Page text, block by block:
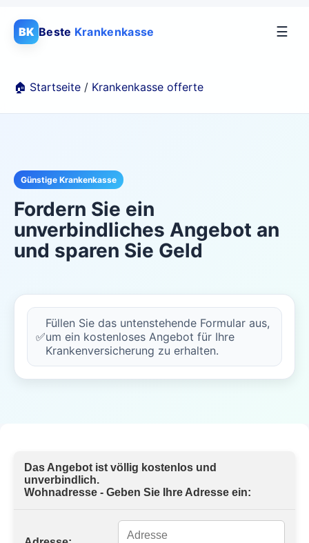
BK Beste Krankenkasse ☰
🏠 Startseite / Krankenkasse offerte
Günstige Krankenkasse
Fordern Sie ein
unverbindliches Angebot an
und sparen Sie Geld
✅
Füllen Sie das untenstehende Formular aus,
um ein kostenloses Angebot für Ihre
Krankenversicherung zu erhalten.
Das Angebot ist völlig kostenlos und
unverbindlich.
Wohnadresse - Geben Sie Ihre Adresse ein: